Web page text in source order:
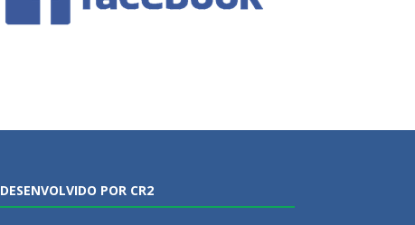
DESENVOLVIDO POR CR2